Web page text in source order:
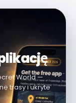
World —
trasy i ukryte